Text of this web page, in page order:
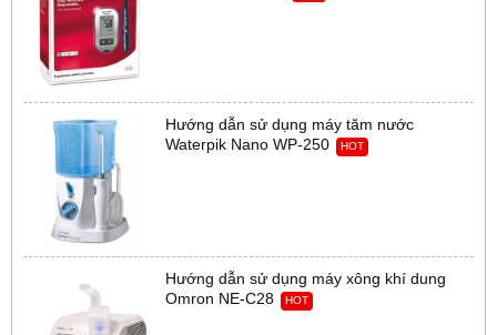
Hướng dẫn sử dụng máy tăm nước
Waterpik Nano WP-250
HOT
Hướng dẫn sử dụng máy xông khí dung
Omron NE-C28
HOT